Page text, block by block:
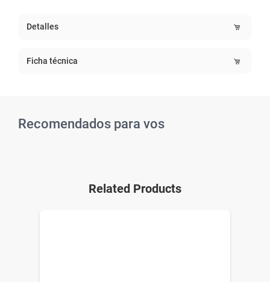
Detalles
Ficha técnica
Recomendados para vos
Related Products